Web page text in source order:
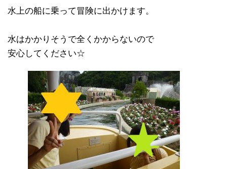
水上の船に乗って冒険に出かけます。
水はかかりそうで全くかからないので
安心してください☆